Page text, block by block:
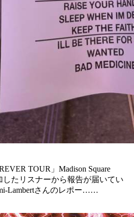
TOUR」Madison Square
したリスナーから報告が届いてい
Lambertさんのレポー……